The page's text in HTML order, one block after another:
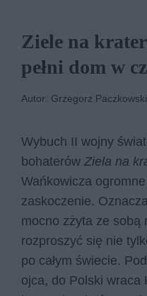
Ziele na
pełni dom w
Autor: Grzegorz Paczkowski
Wybuch II wojny
bohaterów Ziela na
Wańkowicza
zaskoczenie.
mocno zżyta ze sobą
rozproszyć się nie
po całym świecie.
ojca, do Polski wraca